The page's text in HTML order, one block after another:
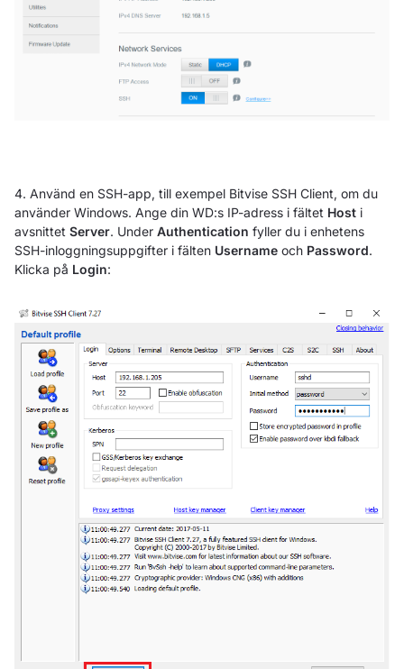
4. Använd en SSH-app, till exempel Bitvise SSH Client, om du
använder Windows. Ange din WD:s IP-adress i fältet Host i
avsnittet Server. Under Authentication fyller du i enhetens
SSH-inloggningsuppgifter i fälten Username och Password.
Klicka på Login: